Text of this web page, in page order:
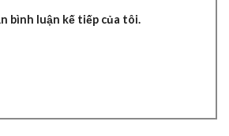
bình luận kế tiếp của tôi.